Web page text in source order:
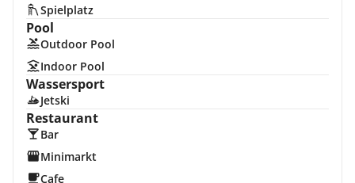
Spielplatz
Pool
Outdoor Pool
Indoor Pool
Wassersport
Jetski
Restaurant
Bar
Minimarkt
Cafe